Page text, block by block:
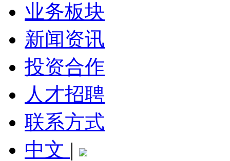
业务板块
新闻资讯
投资合作
人才招聘
联系方式
中文 |